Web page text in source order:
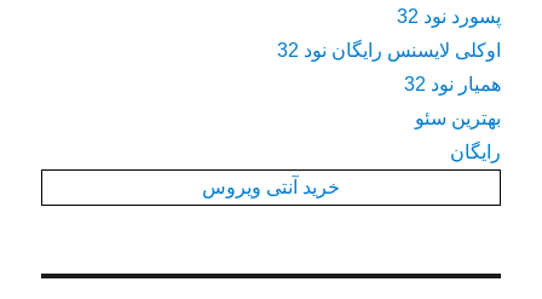
پسورد نود 32
اوکلی لایسنس رایگان نود 32
همیار نود 32
بهترین سئو
رایگان
خرید آنتی ویروس